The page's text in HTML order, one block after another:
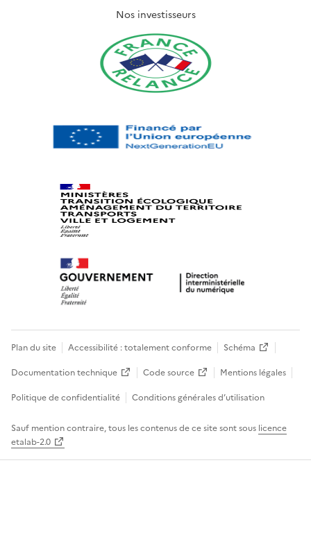
Nos investisseurs
Plan du site Accessibilité : totalement conforme
Schéma
Documentation technique
Code source
Mentions légales
Politique de confidentialité
Conditions générales d’utilisation
Sauf mention contraire, tous les contenus de ce site sont sous licence
etalab-2.0